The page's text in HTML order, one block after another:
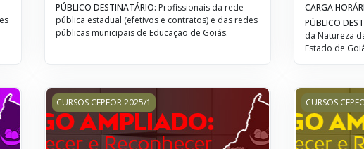
PÚBLICO DESTINATÁRIO: Profissionais da rede
pública estadual (efetivos e contratos) e das redes
públicas municipais de Educação de Goiás.
CARGA
PÚBLICO
da Natureza
Estado de
- Geografia - 2025/1 - Turma 4
DC-GO Ampliado: Conhecer e Reconhecer - História - 2025/1 -
CURSOS CEPFOR 2025/1 DC-GO
CURSOS